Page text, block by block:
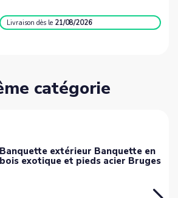
Livraisondès le 21/08/2026
catégorie
Banquette extérieur Banquette en
bois exotique et pieds acier Bruges